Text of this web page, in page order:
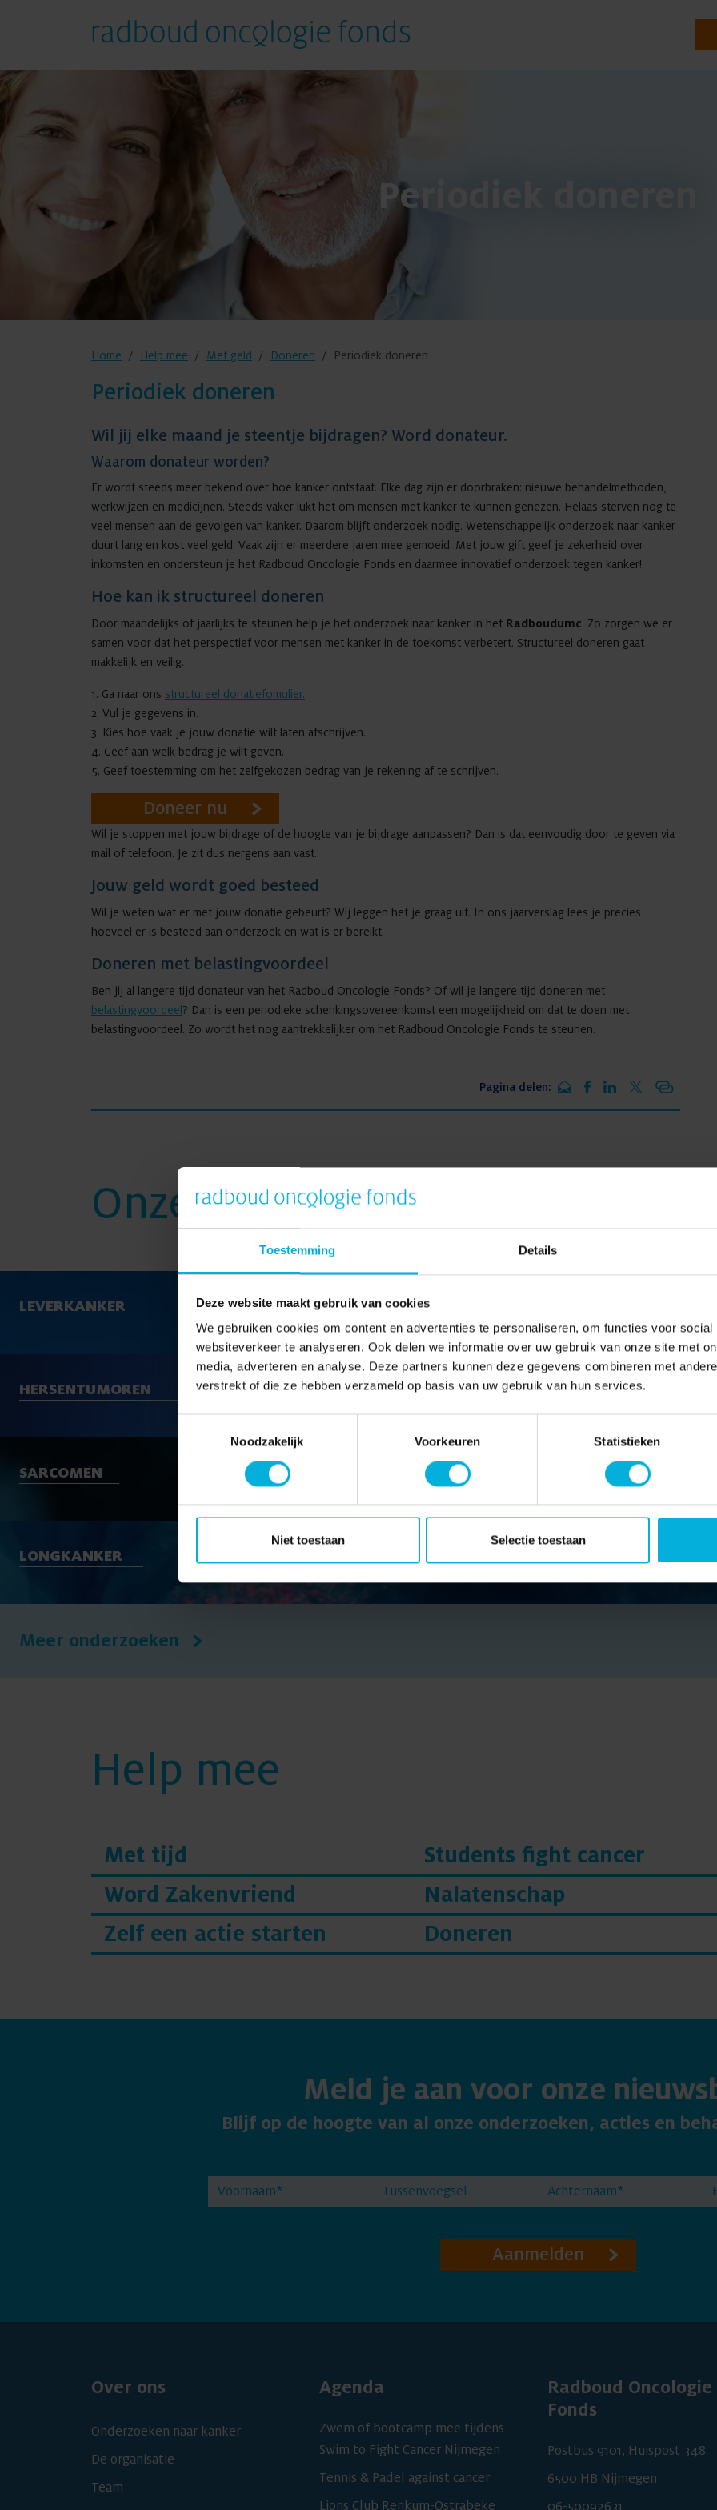
Toestemming Details
Deze website maakt gebruik van cookies
We gebruiken cookies om content en advertenties te personaliseren, om functies voor social
websiteverkeer te analyseren. Ook delen we informatie over uw gebruik van onze site met
media, adverteren en analyse. Deze partners kunnen deze gegevens combineren met
verstrekt of die ze hebben verzameld op basis van uw gebruik van hun services.
Noodzakelijk
Voorkeuren Statistieken
Niet toestaan Selectie toestaan
Periodiek doneren
Home Help mee Met geld Doneren Periodiek doneren
Periodiek doneren
Wil jij elke maand je steentje bijdragen? Word donateur.
Waarom donateur worden?
Er wordt steeds meer bekend over hoe kanker ontstaat. Elke dag zijn er doorbraken: nieuwe behandelmethoden,
werkwijzen en medicijnen. Steeds vaker lukt het om mensen met kanker te kunnen genezen. Helaas sterven nog te
veel mensen aan de gevolgen van kanker. Daarom blijft onderzoek nodig. Wetenschappelijk onderzoek naar kanker
duurt lang en kost veel geld. Vaak zijn er meerdere jaren mee gemoeid. Met jouw gift geef je zekerheid over
inkomsten en ondersteun je het Radboud Oncologie Fonds en daarmee innovatief onderzoek tegen kanker!
Hoe kan ik structureel doneren
Door maandelijks of jaarlijks te steunen help je het onderzoek naar kanker in het Radboudumc. Zo zorgen we er
samen voor dat het perspectief voor mensen met kanker in de toekomst verbetert. Structureel doneren gaat
makkelijk en veilig.
1. Ga naar ons structureel donatiefomulier.
2. Vul je gegevens in.
3. Kies hoe vaak je jouw donatie wilt laten afschrijven.
4. Geef aan welk bedrag je wilt geven.
5. Geef toestemming om het zelfgekozen bedrag van je rekening af te schrijven.
Doneer nu
Wil je stoppen met jouw bijdrage of de hoogte van je bijdrage aanpassen? Dan is dat eenvoudig door te geven via
mail of telefoon. Je zit dus nergens aan vast.
Jouw geld wordt goed besteed
Wil je weten wat er met jouw donatie gebeurt? Wij leggen het je graag uit. In ons jaarverslag lees je precies
hoeveel er is besteed aan onderzoek en wat is er bereikt.
Doneren met belastingvoordeel
Ben jij al langere tijd donateur van het Radboud Oncologie Fonds? Of wil je langere tijd doneren met
belastingvoordeel ? Dan is een periodieke schenkingsovereenkomst een mogelijkheid om dat te doen met
belastingvoordeel. Zo wordt het nog aantrekkelijker om het Radboud Oncologie Fonds te steunen.
Pagina delen:
Onze onderzoeksgebieden
LEVERKANKER
HERSENTUMOREN
SARCOMEN
LONGKANKER
Meer onderzoeken
Help mee
Met tijd
Students fight cancer
Word Zakenvriend
Nalatenschap
Zelf een actie starten
Doneren
Meld je aan voor onze
Blijf op de hoogte van al onze onderzoeken, acties en
Aanmelden
Over ons
Onderzoeken naar kanker
De organisatie
Team
Agenda
Zwem of bootcamp mee tijdens
Swim to Fight Cancer Nijmegen
Tennis & Padel against cancer
Lions Club Renkum-Ostrabeke
Radboud Oncologie
Fonds
Postbus 9101, Huispost 348
6500 HB Nijmegen
06-50092631
Help mee
Met geld
Met tijd
Met elkaar